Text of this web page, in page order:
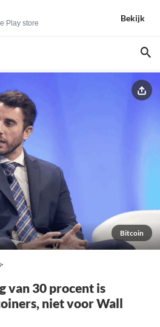
Play store
Bekijk
Bitcoin
van 30 procent is
niet voor Wall